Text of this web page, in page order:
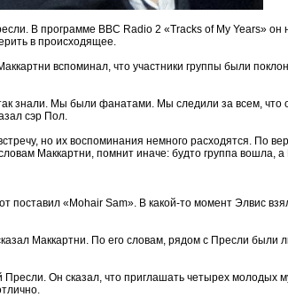
В программе BBC Radio 2 «Tracks of My Years» он
в происходящее.
вспоминал, что участники группы были
знали. Мы были фанатами. Мы следили за всем, что
сэр Пол.
но их воспоминания немного расходятся. По
Маккартни, помнит иначе: будто группа вошла,
«Mohair Sam». В какой-то момент Элвис
Маккартни. По его словам, рядом с Пресли были
Он сказал, что приглашать четырех молодых